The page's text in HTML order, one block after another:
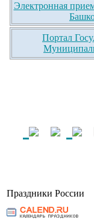
Электронная
Портал
Праздники России